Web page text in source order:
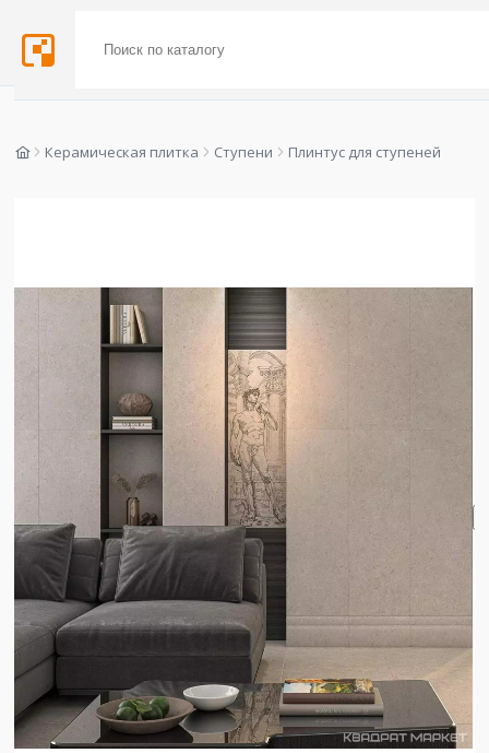
Керамическая плитка Ступени Плинтус для ступеней